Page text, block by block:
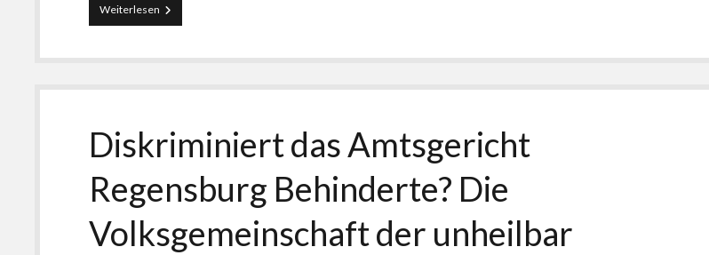
Weiterlesen Die
ZeroCovid-
wollen
flächendeckenden
Diskriminiert das Amtsgericht
Regensburg Behinderte? Die
Volksgemeinschaft der unheilbar